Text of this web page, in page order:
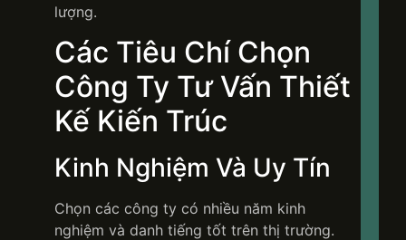
lượng.
Các Tiêu Chí Chọn
Công Ty Tư Vấn Thiết
Kế Kiến Trúc
Kinh Nghiệm Và Uy Tín
Chọn các công ty có nhiều năm kinh
nghiệm và danh tiếng tốt trên thị trường.